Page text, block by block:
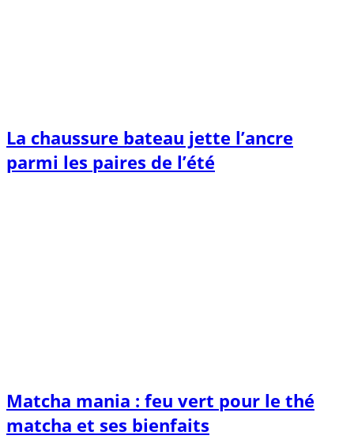
La chaussure bateau jette l’ancre
parmi les paires de l’été
Matcha mania : feu vert pour le thé
matcha et ses bienfaits